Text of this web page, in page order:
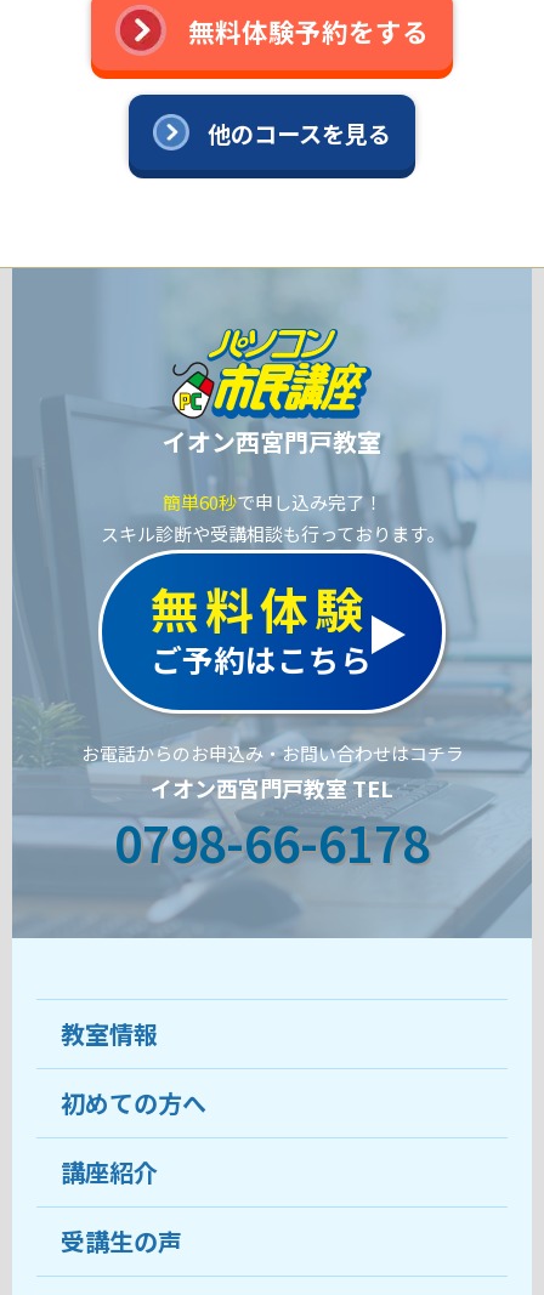
無料体験予約をする
他のコースを見る
イオン西宮門戸教室
簡単60秒で申し込み完了！
スキル診断や受講相談も行っております。
無料体験
ご予約はこちら
お電話からのお申込み・お問い合わせはコチラ
イオン西宮門戸教室 TEL
0798-66-6178
教室情報
教室について
受講生の声
おすすめ・人気の講座
初めての方へ
ココがおすすめ
料金
講座紹介
受講生の声